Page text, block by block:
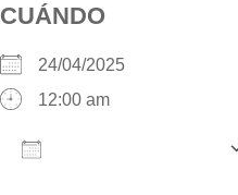
CUÁNDO
24/04/2025
12:00 am